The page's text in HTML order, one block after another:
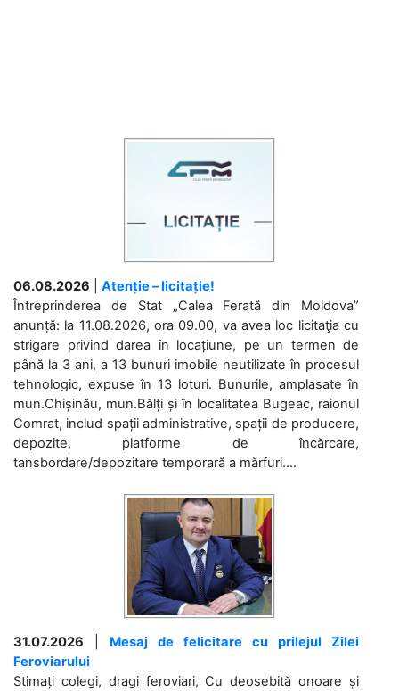
06.08.2026
Atenție – licitație!
Întreprinderea de Stat „Calea Ferată din Moldova”
anunță: la 11.08.2026, ora 09.00, va avea loc licitaţia cu
strigare privind darea în locațiune, pe un termen de
până la 3 ani, a 13 bunuri imobile neutilizate în procesul
tehnologic, expuse în 13 loturi. Bunurile, amplasate în
mun.Chișinău, mun.Bălți și în localitatea Bugeac, raionul
Comrat, includ spații administrative, spații de producere,
depozite, platforme de încărcare,
tansbordare/depozitare temporară a mărfuri....
31.07.2026
Mesaj de felicitare cu prilejul Zilei
Feroviarului
Stimați colegi, dragi feroviari, Cu deosebită onoare și